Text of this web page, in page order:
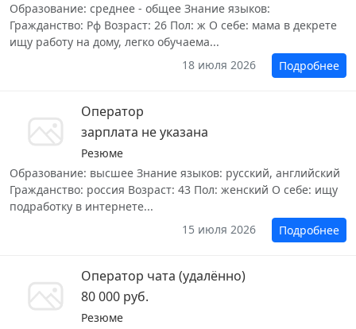
Образование: среднее - общее Знание языков:
Гражданство: Рф Возраст: 26 Пол: ж О себе: мама в декрете
ищу работу на дому, легко обучаема...
18 июля 2026
Подробнее
Оператор
зарплата не указана
Резюме
Образование: высшее Знание языков: русский, английский
Гражданство: россия Возраст: 43 Пол: женский О себе: ищу
подработку в интернете...
15 июля 2026
Подробнее
Оператор чата (удалённо)
80 000 руб.
Резюме